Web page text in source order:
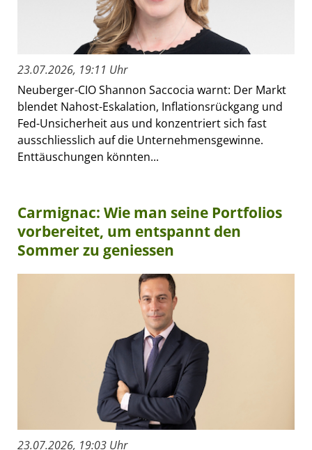
23.07.2026, 19:11 Uhr
Neuberger-CIO Shannon Saccocia warnt: Der Markt
blendet Nahost-Eskalation, Inflationsrückgang und
Fed-Unsicherheit aus und konzentriert sich fast
ausschliesslich auf die Unternehmensgewinne.
Enttäuschungen könnten...
Carmignac: Wie man seine Portfolios
vorbereitet, um entspannt den
Sommer zu geniessen
23.07.2026, 19:03 Uhr